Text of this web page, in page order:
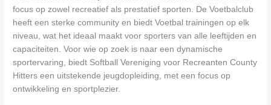
focus op zowel recreatief als prestatief sporten. De Voetbalclub
heeft een sterke community en biedt Voetbal trainingen op elk
niveau, wat het ideaal maakt voor sporters van alle leeftijden en
capaciteiten. Voor wie op zoek is naar een dynamische
sportervaring, biedt Softball Vereniging voor Recreanten County
Hitters een uitstekende jeugdopleiding, met een focus op
ontwikkeling en sportplezier.